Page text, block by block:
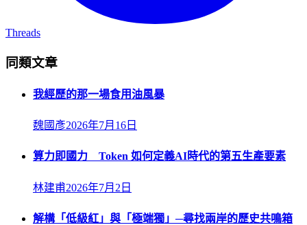
Threads
同類文章
我經歷的那一場食用油風暴
魏國彥2026年7月16日
算力即國力 Token 如何定義AI時代的第五生產要素
林建甫2026年7月2日
解構「低級紅」與「極端獨」─尋找兩岸的歷史共鳴箱